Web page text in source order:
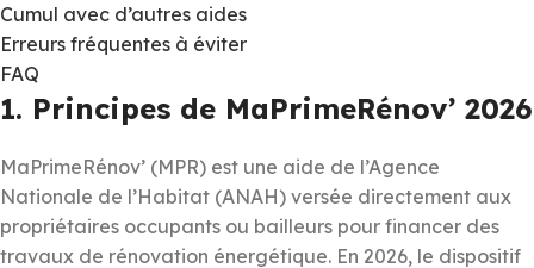
Cumul avec d’autres aides
Erreurs fréquentes à éviter
FAQ
1. Principes de MaPrimeRénov’ 2026
MaPrimeRénov’ (MPR) est une aide de l’Agence
Nationale de l’Habitat (ANAH) versée directement aux
propriétaires occupants ou bailleurs pour financer des
travaux de rénovation énergétique. En 2026, le dispositif